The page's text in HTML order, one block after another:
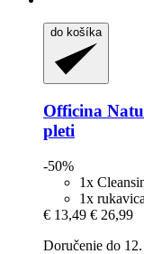
do košíka
Officina
pleti
-50%
1x
1x
€ 13,49 € 26,99
Doručenie do 12.